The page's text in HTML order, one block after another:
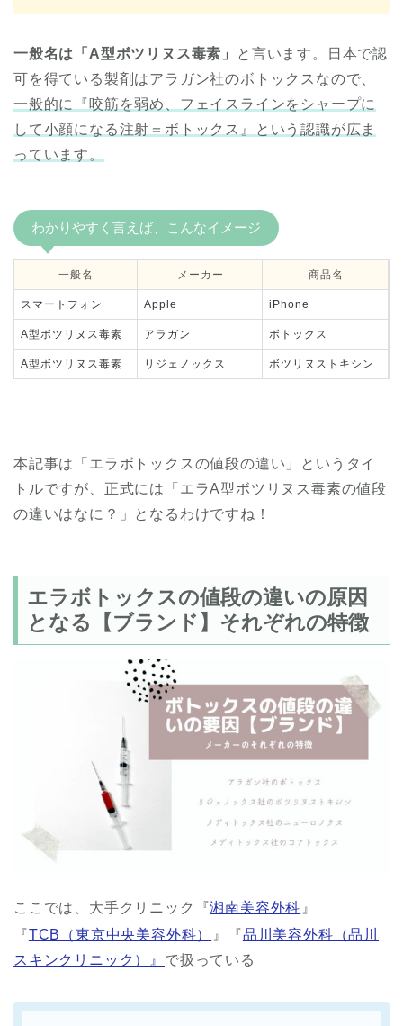
一般名は「A型ボツリヌス毒素」
と言います。日本で認
可を得ている製剤はアラガン社のボトックスなので、
一般的に『咬筋を弱め、フェイスラインをシャープに
して小顔になる注射＝ボトックス』という認識が広ま
っています。
わかりやすく言えば、こんなイメージ
一般名 メーカー 商品名
スマートフォン Apple iPhone
A型ボツリヌス毒素 アラガン ボトックス
A型ボツリヌス毒素 リジェノックス ボツリヌストキシン
本記事は「エラボトックスの値段の違い」というタイ
トルですが、正式には「エラA型ボツリヌス毒素の値段
の違いはなに？」となるわけですね！
エラボトックスの値段の違いの原因
となる【ブランド】それぞれの特徴
ここでは、大手クリニック『湘南美容外科 』
『TCB（東京中央美容外科） 』『品川美容外科（品川
スキンクリニック）』 で扱っている